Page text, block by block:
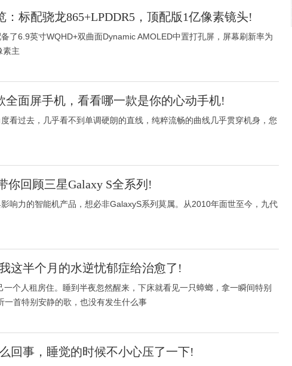
：标配骁龙865+LPDDR5，顶配版1亿像素镜头!
了6.9英寸WQHD+双曲面Dynamic AMOLED中置打孔屏，屏幕刷新率为
素主
全面屏手机，看看哪一款是你的心动手机!
看过去，几乎看不到单调硬朗的直线，纯粹流畅的曲线几乎贯穿机身，您
你回顾三星Galaxy S全系列!
响力的智能机产品，想必非GalaxyS系列莫属。从2010年面世至今，九代
这半个月的水逆忧郁症给治愈了!
一个人租房住。睡到半夜忽然醒来，下床就看见一只蟑螂，拿一瞬间特别
一首特别安静的歌，也没有发生什么事
回事，睡觉的时候不小心压了一下!